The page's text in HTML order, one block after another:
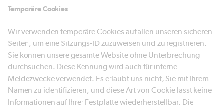
Temporäre Cookies
Wir verwenden temporäre Cookies auf allen unseren sicheren
Seiten, um eine Sitzungs-ID zuzuweisen und zu registrieren.
Sie können unsere gesamte Website ohne Unterbrechung
durchsuchen. Diese Kennung wird auch für interne
Meldezwecke verwendet. Es erlaubt uns nicht, Sie mit Ihrem
Namen zu identifizieren, und diese Art von Cookie lässt keine
Informationen auf Ihrer Festplatte wiederherstellbar. Die